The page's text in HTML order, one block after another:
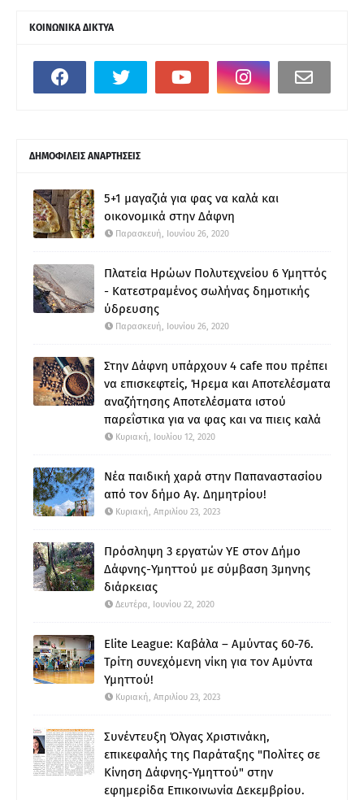
ΚΟΙΝΩΝΙΚΑ ΔΙΚΤΥΑ
ΔΗΜΟΦΙΛΕΙΣ ΑΝΑΡΤΗΣΕΙΣ
5+1 μαγαζιά για φας να καλά και
οικονομικά στην Δάφνη
Παρασκευή, Ιουνίου 26, 2020
Πλατεία Ηρώων Πολυτεχνείου 6 Υμηττός
- Κατεστραμένος σωλήνας δημοτικής
ύδρευσης
Παρασκευή, Ιουνίου 26, 2020
Στην Δάφνη υπάρχουν 4 cafe που πρέπει
να επισκεφτείς, Ήρεμα και Αποτελέσματα
αναζήτησης Αποτελέσματα ιστού
παρεΐστικα για να φας και να πιεις καλά
Κυριακή, Ιουλίου 12, 2020
Νέα παιδική χαρά στην Παπαναστασίου
από τον δήμο Αγ. Δημητρίου!
Κυριακή, Απριλίου 23, 2023
Πρόσληψη 3 εργατών ΥΕ στον Δήμο
Δάφνης-Υμηττού με σύμβαση 3μηνης
διάρκειας
Δευτέρα, Ιουνίου 22, 2020
Elite League: Καβάλα – Αμύντας 60-76.
Τρίτη συνεχόμενη νίκη για τον Αμύντα
Υμηττού!
Κυριακή, Απριλίου 23, 2023
Συνέντευξη Όλγας Χριστινάκη,
επικεφαλής της Παράταξης "Πολίτες σε
Κίνηση Δάφνης-Υμηττού" στην
εφημερίδα Επικοινωνία Δεκεμβρίου.